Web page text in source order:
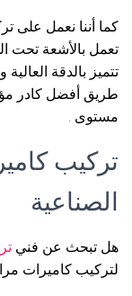
كما أننا نعمل على
تعمل بالأشعة تحت
طريق أفضل كادر
مستوى .
تركيب
الصناعية
هل تبحث عن فني
لتركيب كاميرات